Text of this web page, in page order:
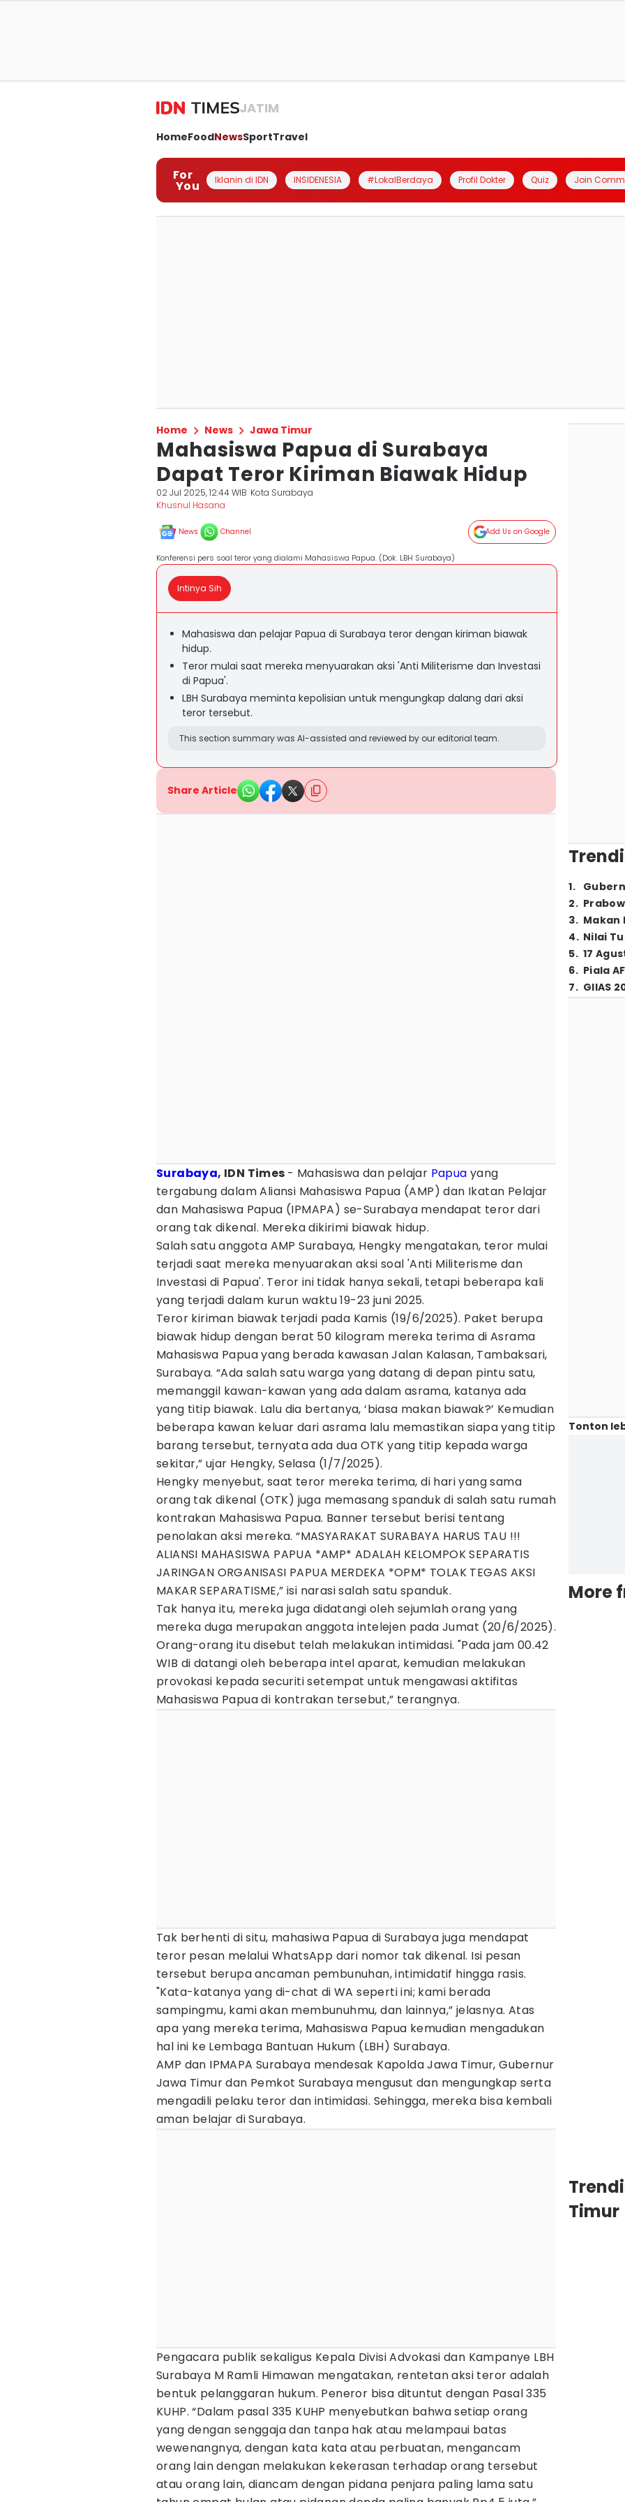
JATIM
HomeFoodNewsSportTravel
For
You Iklanin di IDN INSIDENESIA #LokalBerdaya Profil Dokter Quiz Join
Home News Jawa Timur
Mahasiswa Papua di Surabaya
Dapat Teror Kiriman Biawak Hidup
02 Jul 2025, 12:44 WIB Kota Surabaya
Khusnul Hasana
News Channel Add Us on Google
Konferensi pers soal teror yang dialami Mahasiswa Papua. (Dok. LBH Surabaya)
Intinya Sih
Mahasiswa dan pelajar Papua di Surabaya teror dengan kiriman biawak
hidup.
Teror mulai saat mereka menyuarakan aksi 'Anti Militerisme dan Investasi
di Papua'.
LBH Surabaya meminta kepolisian untuk mengungkap dalang dari aksi
teror tersebut.
This section summary was AI-assisted and reviewed by our editorial team.
Share Article
Surabaya, IDN Times - Mahasiswa dan pelajar Papua yang
tergabung dalam Aliansi Mahasiswa Papua (AMP) dan Ikatan Pelajar
dan Mahasiswa Papua (IPMAPA) se-Surabaya mendapat teror dari
orang tak dikenal. Mereka dikirimi biawak hidup.
Salah satu anggota AMP Surabaya, Hengky mengatakan, teror mulai
terjadi saat mereka menyuarakan aksi soal 'Anti Militerisme dan
Investasi di Papua'. Teror ini tidak hanya sekali, tetapi beberapa kali
yang terjadi dalam kurun waktu 19-23 juni 2025.
Teror kiriman biawak terjadi pada Kamis (19/6/2025). Paket berupa
biawak hidup dengan berat 50 kilogram mereka terima di Asrama
Mahasiswa Papua yang berada kawasan Jalan Kalasan, Tambaksari,
Surabaya. “Ada salah satu warga yang datang di depan pintu satu,
memanggil kawan-kawan yang ada dalam asrama, katanya ada
yang titip biawak. Lalu dia bertanya, ‘biasa makan biawak?’ Kemudian
beberapa kawan keluar dari asrama lalu memastikan siapa yang titip
barang tersebut, ternyata ada dua OTK yang titip kepada warga
sekitar,” ujar Hengky, Selasa (1/7/2025).
Hengky menyebut, saat teror mereka terima, di hari yang sama
orang tak dikenal (OTK) juga memasang spanduk di salah satu rumah
kontrakan Mahasiswa Papua. Banner tersebut berisi tentang
penolakan aksi mereka. “MASYARAKAT SURABAYA HARUS TAU !!!
ALIANSI MAHASISWA PAPUA *AMP* ADALAH KELOMPOK SEPARATIS
JARINGAN ORGANISASI PAPUA MERDEKA *OPM* TOLAK TEGAS AKSI
MAKAR SEPARATISME,” isi narasi salah satu spanduk.
Tak hanya itu, mereka juga didatangi oleh sejumlah orang yang
mereka duga merupakan anggota intelejen pada Jumat (20/6/2025).
Orang-orang itu disebut telah melakukan intimidasi. "Pada jam 00.42
WIB di datangi oleh beberapa intel aparat, kemudian melakukan
provokasi kepada securiti setempat untuk mengawasi aktifitas
Mahasiswa Papua di kontrakan tersebut,” terangnya.
Tak berhenti di situ, mahasiwa Papua di Surabaya juga mendapat
teror pesan melalui WhatsApp dari nomor tak dikenal. Isi pesan
tersebut berupa ancaman pembunuhan, intimidatif hingga rasis.
"Kata-katanya yang di-chat di WA seperti ini; kami berada
sampingmu, kami akan membunuhmu, dan lainnya,” jelasnya. Atas
apa yang mereka terima, Mahasiswa Papua kemudian mengadukan
hal ini ke Lembaga Bantuan Hukum (LBH) Surabaya.
AMP dan IPMAPA Surabaya mendesak Kapolda Jawa Timur, Gubernur
Jawa Timur dan Pemkot Surabaya mengusut dan mengungkap serta
mengadili pelaku teror dan intimidasi. Sehingga, mereka bisa kembali
aman belajar di Surabaya.
Pengacara publik sekaligus Kepala Divisi Advokasi dan Kampanye LBH
Surabaya M Ramli Himawan mengatakan, rentetan aksi teror adalah
bentuk pelanggaran hukum. Peneror bisa dituntut dengan Pasal 335
KUHP. “Dalam pasal 335 KUHP menyebutkan bahwa setiap orang
yang dengan senggaja dan tanpa hak atau melampaui batas
wewenangnya, dengan kata kata atau perbuatan, mengancam
orang lain dengan melakukan kekerasan terhadap orang tersebut
atau orang lain, diancam dengan pidana penjara paling lama satu
1.
2.
3. Makan
4. Nilai
5. 17
6. Piala
7. GIIAS
Tonton
More
Timur